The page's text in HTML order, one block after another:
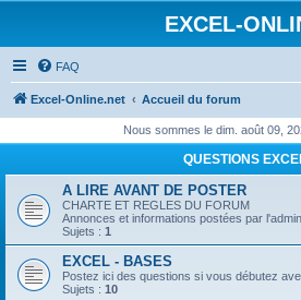
EXCEL-
FAQ
Excel-Online.net Accueil du forum
Nous sommes le dim. août 09,
QUESTIONS
A LIRE AVANT DE POSTER
CHARTE ET REGLES DU FORUM
Annonces et informations postées par
Sujets : 1
EXCEL - BASES
Postez ici des questions si vous débutez
Sujets : 10